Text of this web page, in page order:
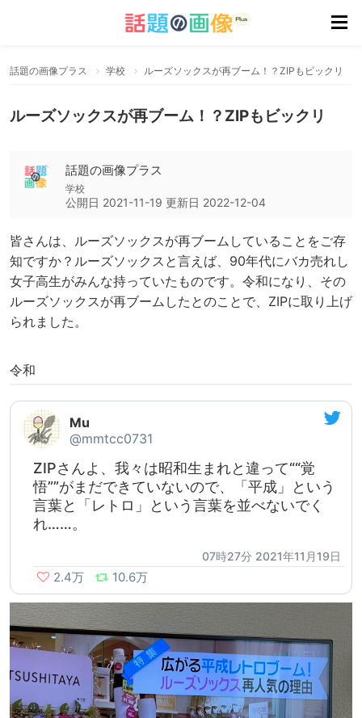
話題の画像プラス 学校 ルーズソックスが再ブーム！？ZIPもビックリ
ルーズソックスが再ブーム！？ZIPもビックリ
話題の画像プラス
学校
公開日 2021-11-19 更新日 2022-12-04
皆さんは、ルーズソックスが再ブームしていることをご存
知ですか？ルーズソックスと言えば、90年代にバカ売れし
女子高生がみんな持っていたものです。令和になり、その
ルーズソックスが再ブームしたとのことで、ZIPに取り上げ
られました。
令和
Mu
@mmtcc0731
ZIPさんよ、我々は昭和生まれと違って““覚
悟””がまだできていないので、「平成」という
言葉と「レトロ」という言葉を並べないでく
れ……。
07時27分 2021年11月19日
2.4万 10.6万